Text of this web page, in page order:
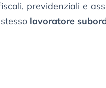
previdenziali e
lavoratore